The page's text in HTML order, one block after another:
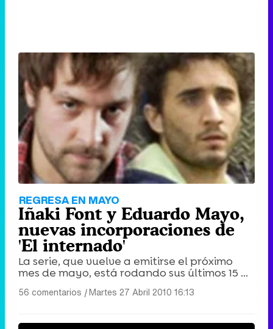
REGRESA EN MAYO
Iñaki Font y Eduardo Mayo,
nuevas incorporaciones de
'El internado'
La serie, que vuelve a emitirse el próximo
mes de mayo, está rodando sus últimos 15 ...
56 comentarios |Martes 27 Abril 2010 16:13